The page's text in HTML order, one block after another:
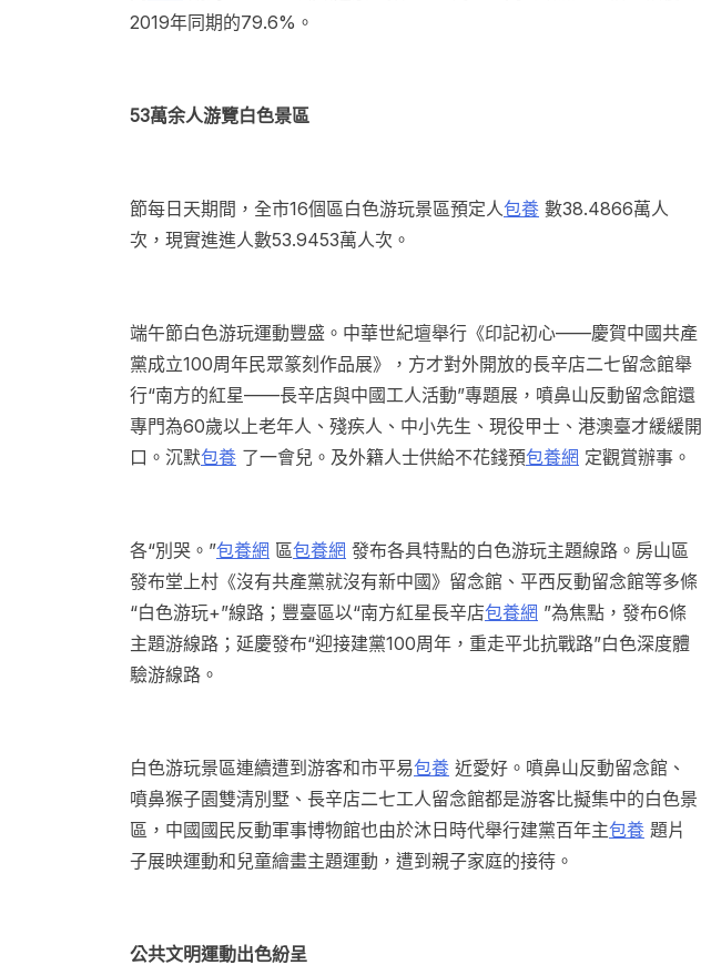
2019年同期的79.6%。
53萬余人游覽白色景區
節每日天期間，全市16個區白色游玩景區預定人包養 數38.4866萬人
次，現實進進人數53.9453萬人次。
端午節白色游玩運動豐盛。中華世紀壇舉行《印記初心——慶賀中國共產
黨成立100周年民眾篆刻作品展》，方才對外開放的長辛店二七留念館舉
行“南方的紅星——長辛店與中國工人活動”專題展，噴鼻山反動留念館還
專門為60歲以上老年人、殘疾人、中小先生、現役甲士、港澳臺才緩緩開
口。沉默包養 了一會兒。及外籍人士供給不花錢預包養網 定觀賞辦事。
各“別哭。”包養網 區包養網 發布各具特點的白色游玩主題線路。房山區
發布堂上村《沒有共產黨就沒有新中國》留念館、平西反動留念館等多條
“白色游玩+”線路；豐臺區以“南方紅星長辛店包養網 ”為焦點，發布6條
主題游線路；延慶發布“迎接建黨100周年，重走平北抗戰路”白色深度體
驗游線路。
白色游玩景區連續遭到游客和市平易包養 近愛好。噴鼻山反動留念館、
噴鼻猴子園雙清別墅、長辛店二七工人留念館都是游客比擬集中的白色景
區，中國國民反動軍事博物館也由於沐日時代舉行建黨百年主包養 題片
子展映運動和兒童繪畫主題運動，遭到親子家庭的接待。
公共文明運動出色紛呈